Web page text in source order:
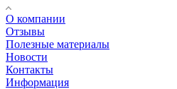
О компании
Отзывы
Полезные материалы
Новости
Контакты
Информация